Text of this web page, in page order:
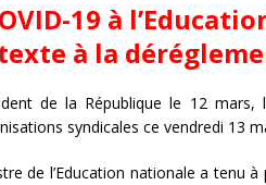
19 à
à la
de la République le 12 mars,
syndicales ce vendredi 13
de l’Education nationale a tenu